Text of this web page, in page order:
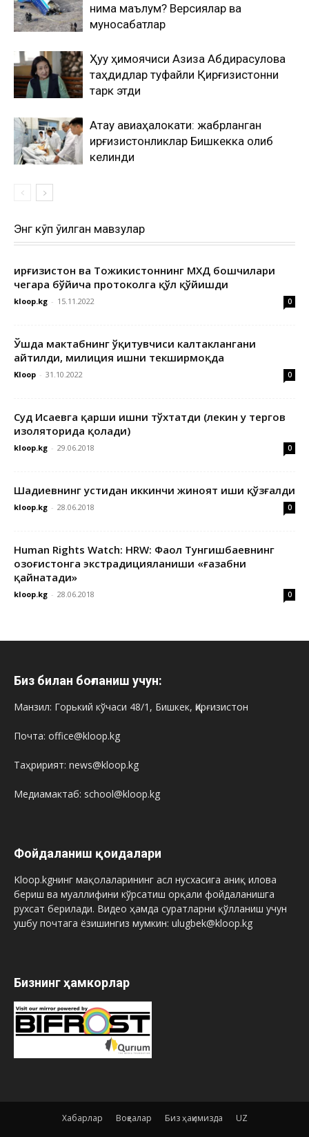
нима маълум? Версиялар ва
муносабатлар
Ҳуқуқ ҳимоячиси Азиза Абдирасулова
таҳдидлар туфайли Қирғизистонни
тарк этди
Ақтау авиаҳалокати: жабрланган
қирғизистонликлар Бишкекка олиб
келинди
Энг кўп ўқилган мавзулар
Қирғизистон ва Тожикистоннинг МХДҚ бошчилари
чегара бўйича протоколга қўл қўйишди
kloop.kg - 15.11.2022 0
Ўшда мактабнинг ўқитувчиси калтаклангани
айтилди, милиция ишни текширмоқда
Kloop - 31.10.2022 0
Суд Исаевга қарши ишни тўхтатди (лекин у тергов
изоляторида қолади)
kloop.kg - 29.06.2018 0
Шадиевнинг устидан иккинчи жиноят иши қўзғалди
kloop.kg - 28.06.2018 0
Human Rights Watch: HRW: Фаол Тунгишбаевнинг
Қозоғистонга экстрадицияланиши «ғазабни
қайнатади»
kloop.kg - 28.06.2018 0
Биз билан боғланиш учун:
Манзил: Горький кўчаси 48/1, Бишкек, Қирғизистон
Почта: office@kloop.kg
Таҳририят: news@kloop.kg
Медиамактаб: school@kloop.kg
Фойдаланиш қоидалари
Kloop.kgнинг мақолаларининг асл нусхасига аниқ илова
бериш ва муаллифини кўрсатиш орқали фойдаланишга
рухсат берилади. Видео ҳамда суратларни қўлланиш учун
ушбу почтага ёзишингиз мумкин: ulugbek@kloop.kg
Бизнинг ҳамкорлар
Хабарлар Воқеалар Биз ҳақимизда UZ